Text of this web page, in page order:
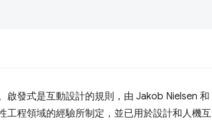
啟發式是互動設計的規則，由 Jakob Nielsen 和
工程領域的經驗所制定，並已用於設計和人機互